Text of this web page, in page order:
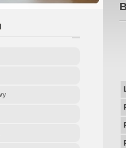
Zwrotu Zadatku